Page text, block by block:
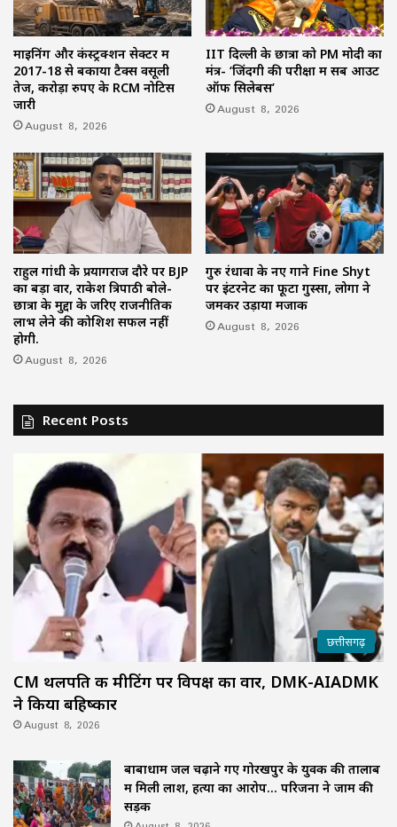
माइनिंग और कंस्ट्रक्शन सेक्टर में
2017-18 से बकाया टैक्स वसूली
तेज, करोड़ों रुपए के RCM नोटिस
जारी
August 8, 2026
IIT दिल्ली के छात्रों को PM मोदी का
मंत्र- ‘जिंदगी की परीक्षा में सब आउट
ऑफ सिलेबस’
August 8, 2026
राहुल गांधी के प्रयागराज दौरे पर BJP
का बड़ा वार, राकेश त्रिपाठी बोले-
छात्रों के मुद्दों के जरिए राजनीतिक
लाभ लेने की कोशिश सफल नहीं
होगी.
August 8, 2026
गुरु रंधावा के नए गाने Fine Shyt
पर इंटरनेट का फूटा गुस्सा, लोगों ने
जमकर उड़ाया मजाक
August 8, 2026
Recent Posts
छत्तीसगढ़
CM थलपति की मीटिंग पर विपक्ष का वार, DMK-AIADMK
ने किया बहिष्कार
August 8, 2026
बाबाधाम जल चढ़ाने गए गोरखपुर के युवक की तालाब
में मिली लाश, हत्या का आरोप… परिजनों ने जाम की
सड़क